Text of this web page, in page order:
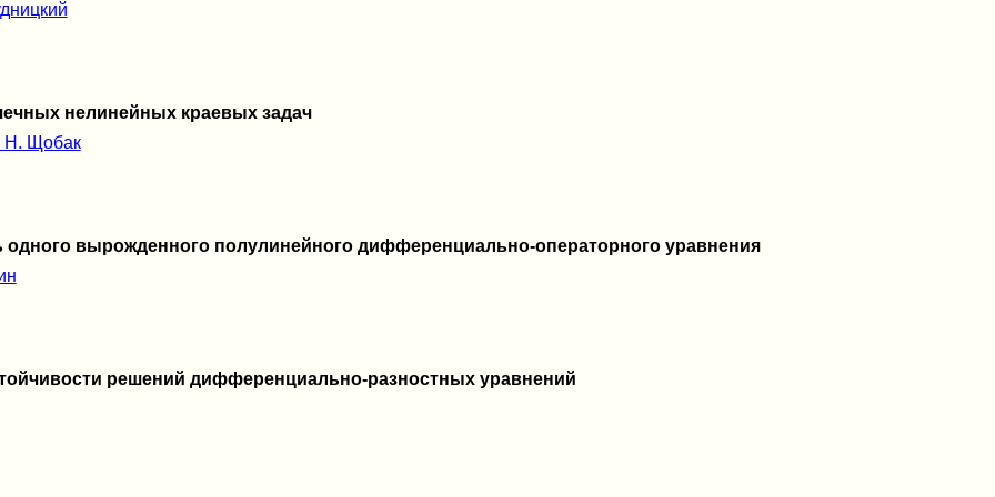
нелинейных краевых задач
Н. Щобак
одного вырожденного полулинейного дифференциально-операторного уравнения
решений дифференциально-разностных уравнений